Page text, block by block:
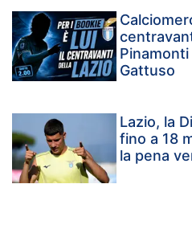
Gattuso
Lazio, la
fino a 18
la pena